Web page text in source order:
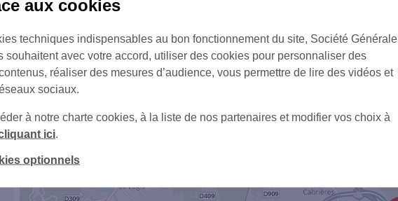
2
1
aux cookies
techniques indispensables au bon fonctionnement du site, Société Générale
souhaitent avec votre accord, utiliser des cookies pour personnaliser des
réaliser des mesures d’audience, vous permettre de lire des vidéos et
sociaux.
à notre charte cookies, à la liste de nos partenaires et modifier vos choix à
ici.
optionnels